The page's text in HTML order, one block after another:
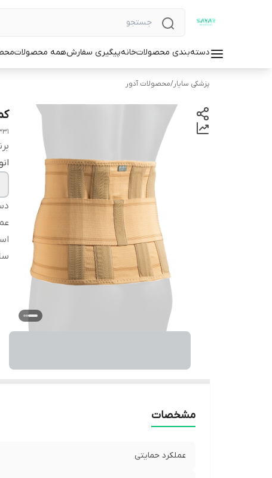
دسته‌بندی محصولاتخانهپیگیری سفارشهمه محصولات
پزشکی سایار/محصولات آدور
مشخصات
عملکرد حمایتی